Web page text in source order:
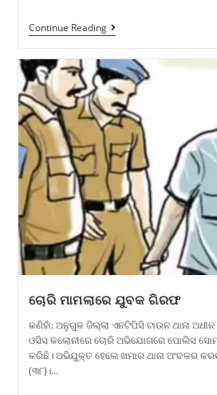
Continue Reading
ଚୋରି ମାମଲାରେ ଯୁବକ ଗିରଫ
କଣିହାଁ: ଅନୁଗୁଳ ଜିଲ୍ଲା ଏନଟିପିସି ଟାଉନ ଥାନା
ଓସିସ କଲୋନୀରେ ଚୋରି ଅଭିଯୋଗରେ ପୋଲିସ
କରିଛି। ଅଭିଯୁକ୍ତ ହେଲେ ଖମାର ଥାନା ଅଂଚଳର
(୩୮)।…